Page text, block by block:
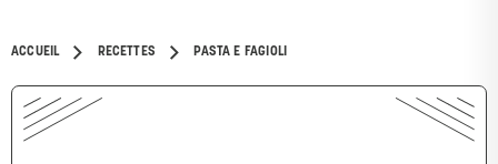
ACCUEIL RECETTES PASTA E FAGIOLI